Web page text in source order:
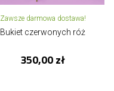
Zawsze darmowa dostawa!
Bukiet czerwonych róż
350,00 zł